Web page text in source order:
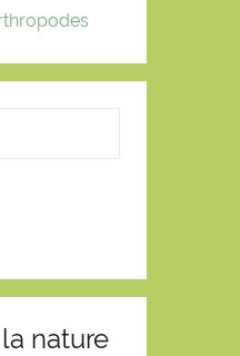
nature